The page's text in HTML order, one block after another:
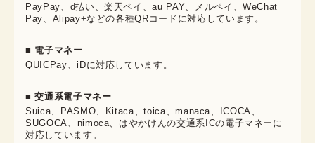
PayPay、d払い、楽天ペイ、au PAY、メルペイ、WeChat
Pay、Alipay+などの各種QRコードに対応しています。
■ 電子マネー
QUICPay、iDに対応しています。
■ 交通系電子マネー
Suica、PASMO、Kitaca、toica、manaca、ICOCA、
SUGOCA、nimoca、はやかけんの交通系ICの電子マネーに
対応しています。